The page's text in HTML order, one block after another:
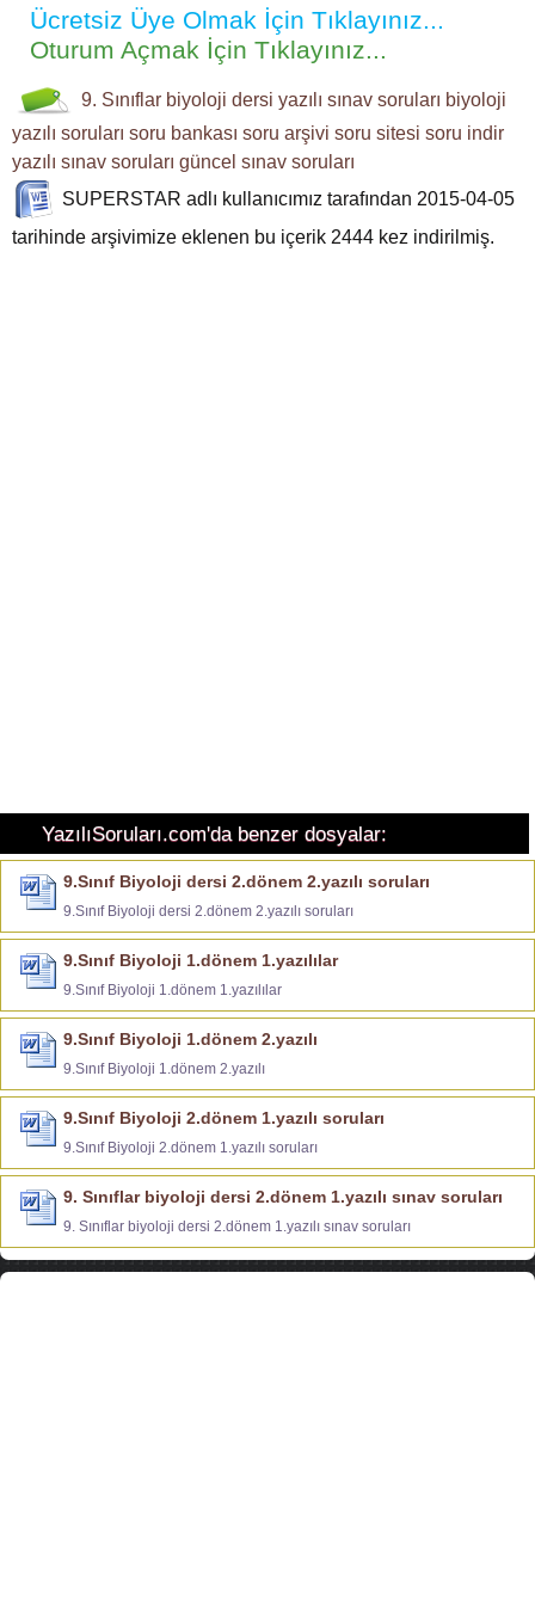
Ücretsiz Üye Olmak İçin Tıklayınız...
Oturum Açmak İçin Tıklayınız...
9. Sınıflar biyoloji dersi yazılı sınav soruları biyoloji
yazılı soruları soru bankası soru arşivi soru sitesi soru indir
yazılı sınav soruları güncel sınav soruları
SUPERSTAR adlı kullanıcımız tarafından 2015-04-05
tarihinde arşivimize eklenen bu içerik 2444 kez indirilmiş.
YazılıSoruları.com'da benzer dosyalar:
9.Sınıf Biyoloji dersi 2.dönem 2.yazılı soruları
9.Sınıf Biyoloji dersi 2.dönem 2.yazılı soruları
9.Sınıf Biyoloji 1.dönem 1.yazılılar
9.Sınıf Biyoloji 1.dönem 1.yazılılar
9.Sınıf Biyoloji 1.dönem 2.yazılı
9.Sınıf Biyoloji 1.dönem 2.yazılı
9.Sınıf Biyoloji 2.dönem 1.yazılı soruları
9.Sınıf Biyoloji 2.dönem 1.yazılı soruları
9. Sınıflar biyoloji dersi 2.dönem 1.yazılı sınav soruları
9. Sınıflar biyoloji dersi 2.dönem 1.yazılı sınav soruları